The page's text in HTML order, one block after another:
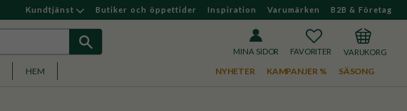
Kundtjänst Butiker och öppettider Inspiration Varumärken B2B & Företag
MINA SIDOR
FAVORITERKUNDVAGN
HEM NYHETER KAMPANJER % SÄSONG